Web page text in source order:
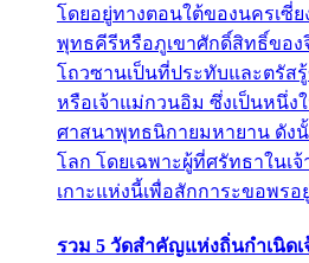
โดยอยู่ทางตอนใต้ของนครเซี่ย
พุทธคีรีหรือภูเขาศักดิ์สิทธิ์ของ
โถวซานเป็นที่ประทับและตรัส
หรือเจ้าแม่กวนอิม ซึ่งเป็นหนึ่ง
ศาสนาพุทธนิกายมหายาน ดัง
โลก โดยเฉพาะผู้ที่ศรัทธาในเ
เกาะแห่งนี้เพื่อสักการะขอพรอ
รวม 5 วัดสำคัญแห่งถิ่นกำเนิด